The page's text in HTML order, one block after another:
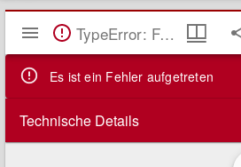
Mirador
Viewer TypeError: Failed to fetch
Es ist ein Fehler aufgetreten
Technische Details